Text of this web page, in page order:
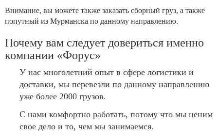
Внимание, вы можете также заказать сборный груз, а также
попутный из Мурманска по данному направлению.
Почему вам следует довериться именно
компании «Форус»
У нас многолетний опыт в сфере логистики и
доставки, мы перевезли по данному направлению
уже более 2000 грузов.
С нами комфортно работать, потому что мы ценим
свое дело и то, чем мы занимаемся.